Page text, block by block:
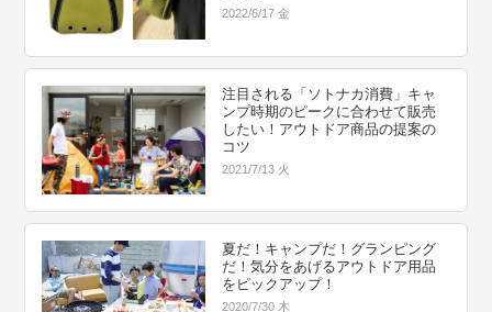
2022/6/17 金
注目される「ソトナカ消費」キャ
ンプ時期のピークに合わせて販売
したい！アウトドア商品の提案の
コツ
2021/7/13 火
夏だ！キャンプだ！グランピング
だ！気分をあげるアウトドア用品
をピックアップ！
2020/7/30 木